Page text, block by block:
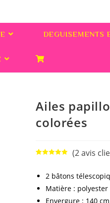
DEGUISEMENTS
Ailes
colorées
basé sur
notations
client
(2avis
2 bâtons
Matière : polyester
Envergure : 140 cm